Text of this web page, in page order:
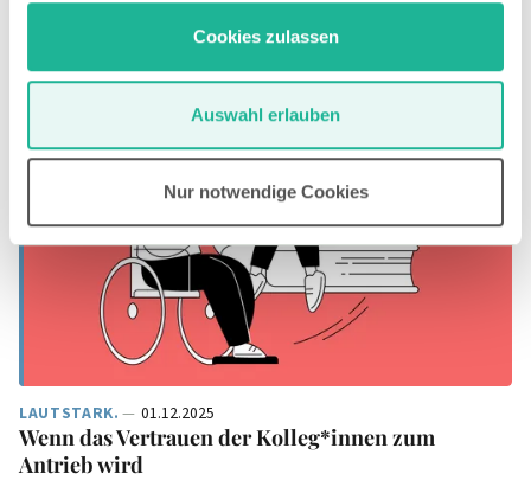
Cookies zulassen
Auswahl erlauben
Nur notwendige Cookies
LAUTSTARK. 01.12.2025
Wenn das Vertrauen der Kolleg*innen zum
Antrieb wird